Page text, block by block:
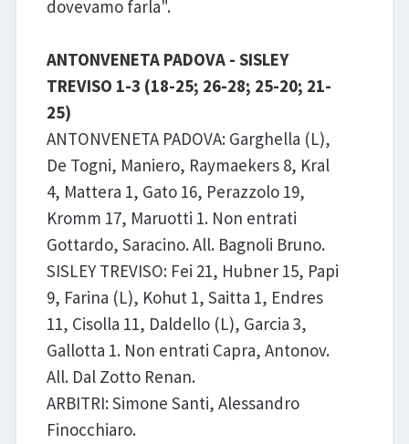
dovevamo farla".
ANTONVENETA PADOVA - SISLEY
TREVISO 1-3 (18-25; 26-28; 25-20; 21-
25)
ANTONVENETA PADOVA: Garghella (L),
De Togni, Maniero, Raymaekers 8, Kral
4, Mattera 1, Gato 16, Perazzolo 19,
Kromm 17, Maruotti 1. Non entrati
Gottardo, Saracino. All. Bagnoli Bruno.
SISLEY TREVISO: Fei 21, Hubner 15, Papi
9, Farina (L), Kohut 1, Saitta 1, Endres
11, Cisolla 11, Daldello (L), Garcia 3,
Gallotta 1. Non entrati Capra, Antonov.
All. Dal Zotto Renan.
ARBITRI: Simone Santi, Alessandro
Finocchiaro.